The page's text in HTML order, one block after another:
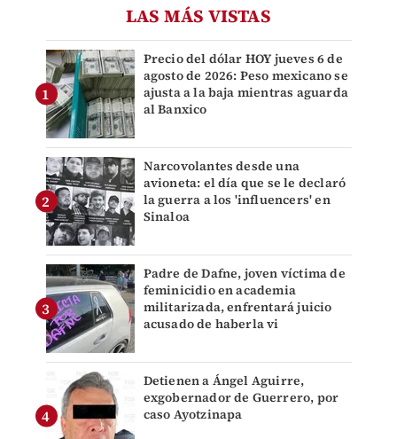
LAS MÁS VISTAS
Precio del dólar HOY jueves 6 de
agosto de 2026: Peso mexicano se
ajusta a la baja mientras aguarda
al Banxico
Narcovolantes desde una
avioneta: el día que se le declaró
la guerra a los 'influencers' en
Sinaloa
Padre de Dafne, joven víctima de
feminicidio en academia
militarizada, enfrentará juicio
acusado de haberla vi
Detienen a Ángel Aguirre,
exgobernador de Guerrero, por
caso Ayotzinapa